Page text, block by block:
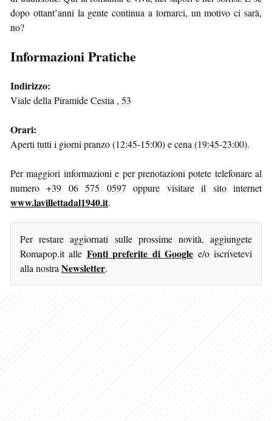
dopo ottant’anni la gente continua a tornarci, un motivo ci sarà,
no?
Informazioni Pratiche
Indirizzo:
Viale della Piramide Cestia , 53
Orari:
Aperti tutti i giorni pranzo (12:45-15:00) e cena (19:45-23:00).
Per maggiori informazioni e per prenotazioni potete telefonare al
numero +39 06 575 0597 oppure visitare il sito internet
www.lavillettadal1940.it.
Per restare aggiornati sulle prossime novità, aggiungete
Romapop.it alle Fonti preferite di Google e/o iscrivetevi
alla nostra Newsletter.